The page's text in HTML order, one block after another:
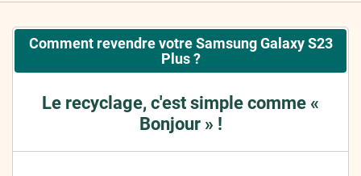
Comment revendre votre Samsung Galaxy S23
Plus ?
Le recyclage, c'est simple comme «
Bonjour » !